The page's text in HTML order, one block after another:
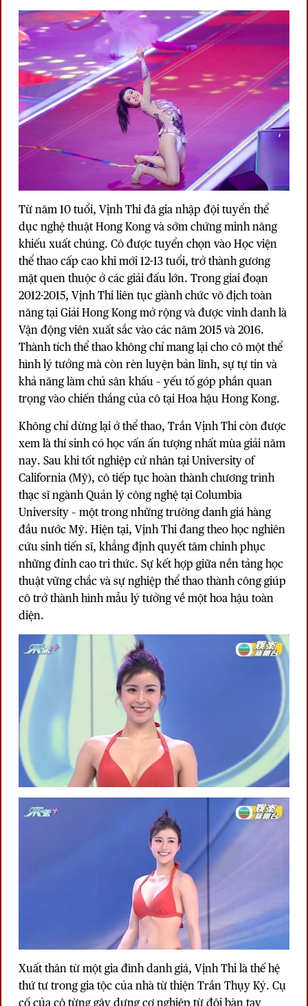
Từ năm 10 tuổi, Vịnh Thi đã gia nhập đội tuyển thể
dục nghệ thuật Hong Kong và sớm chứng minh năng
khiếu xuất chúng. Cô được tuyển chọn vào Học viện
thể thao cấp cao khi mới 12-13 tuổi, trở thành gương
mặt quen thuộc ở các giải đấu lớn. Trong giai đoạn
2012-2015, Vịnh Thi liên tục giành chức vô địch toàn
năng tại Giải Hong Kong mở rộng và được vinh danh là
Vận động viên xuất sắc vào các năm 2015 và 2016.
Thành tích thể thao không chỉ mang lại cho cô một thể
hình lý tưởng mà còn rèn luyện bản lĩnh, sự tự tin và
khả năng làm chủ sân khấu – yếu tố góp phần quan
trọng vào chiến thắng của cô tại Hoa hậu Hong Kong.
Không chỉ dừng lại ở thể thao, Trần Vịnh Thi còn được
xem là thí sinh có học vấn ấn tượng nhất mùa giải năm
nay. Sau khi tốt nghiệp cử nhân tại University of
California (Mỹ), cô tiếp tục hoàn thành chương trình
thạc sĩ ngành Quản lý công nghệ tại Columbia
University – một trong những trường danh giá hàng
đầu nước Mỹ. Hiện tại, Vịnh Thi đang theo học nghiên
cứu sinh tiến sĩ, khẳng định quyết tâm chinh phục
những đỉnh cao tri thức. Sự kết hợp giữa nền tảng học
thuật vững chắc và sự nghiệp thể thao thành công giúp
cô trở thành hình mẫu lý tưởng về một hoa hậu toàn
diện.
Xuất thân từ một gia đình danh giá, Vịnh Thi là thế hệ
thứ tư trong gia tộc của nhà từ thiện Trần Thụy Kỷ. Cụ